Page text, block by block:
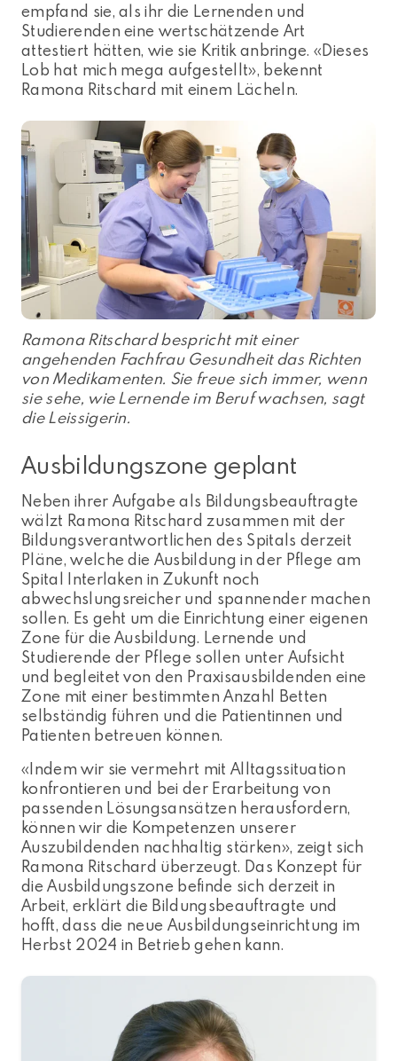
empfand sie, als ihr die Lernenden und
Studierenden eine wertschätzende Art
attestiert hätten, wie sie Kritik anbringe. «Dieses
Lob hat mich mega aufgestellt», bekennt
Ramona Ritschard mit einem Lächeln.
Ramona Ritschard bespricht mit einer
angehenden Fachfrau Gesundheit das Richten
von Medikamenten. Sie freue sich immer, wenn
sie sehe, wie Lernende im Beruf wachsen, sagt
die Leissigerin.
Ausbildungszone geplant
Neben ihrer Aufgabe als Bildungsbeauftragte
wälzt Ramona Ritschard zusammen mit der
Bildungsverantwortlichen des Spitals derzeit
Pläne, welche die Ausbildung in der Pflege am
Spital Interlaken in Zukunft noch
abwechslungsreicher und spannender machen
sollen. Es geht um die Einrichtung einer eigenen
Zone für die Ausbildung. Lernende und
Studierende der Pflege sollen unter Aufsicht
und begleitet von den Praxisausbildenden eine
Zone mit einer bestimmten Anzahl Betten
selbständig führen und die Patientinnen und
Patienten betreuen können.
«Indem wir sie vermehrt mit Alltagssituation
konfrontieren und bei der Erarbeitung von
passenden Lösungsansätzen herausfordern,
können wir die Kompetenzen unserer
Auszubildenden nachhaltig stärken», zeigt sich
Ramona Ritschard überzeugt. Das Konzept für
die Ausbildungszone befinde sich derzeit in
Arbeit, erklärt die Bildungsbeauftragte und
hofft, dass die neue Ausbildungseinrichtung im
Herbst 2024 in Betrieb gehen kann.